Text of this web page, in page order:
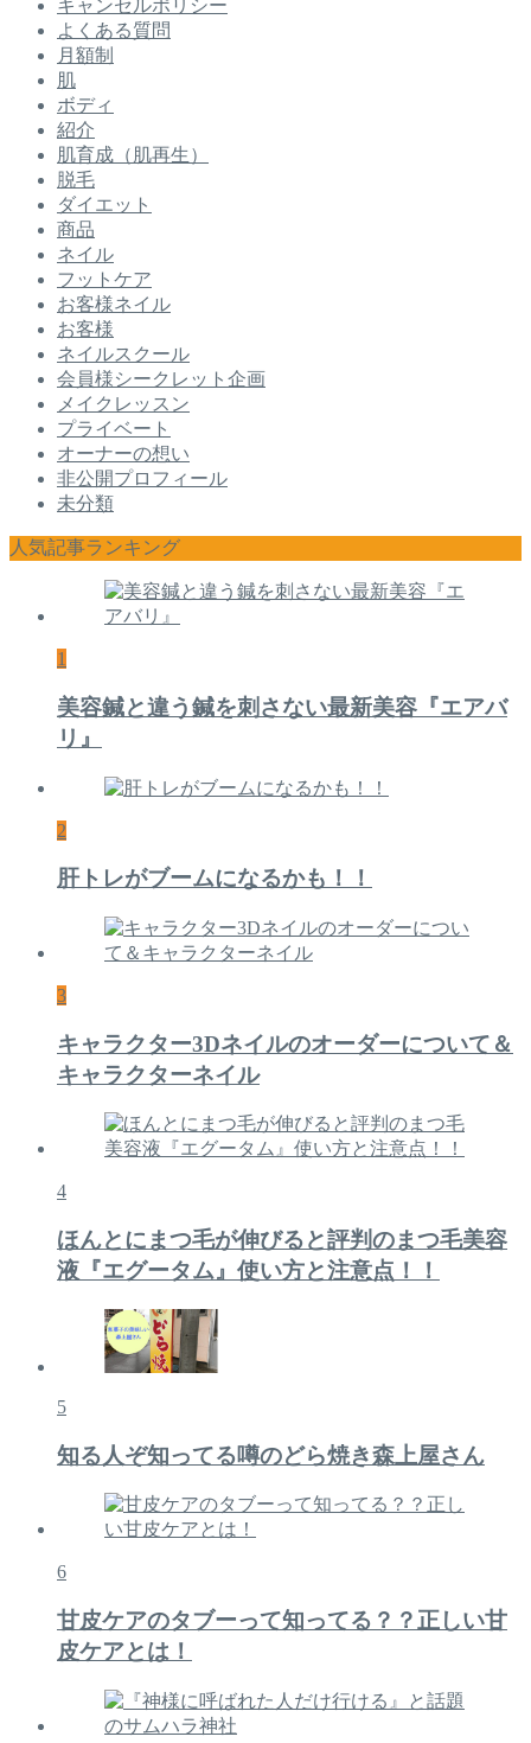
キャンセルポリシー
よくある質問
月額制
肌
ボディ
紹介
肌育成（肌再生）
脱毛
ダイエット
商品
ネイル
フットケア
お客様ネイル
お客様
ネイルスクール
会員様シークレット企画
メイクレッスン
プライベート
オーナーの想い
非公開プロフィール
未分類
人気記事ランキング
1
美容鍼と違う鍼を刺さない最新美容『エアバ
リ』
2
肝トレがブームになるかも！！
3
キャラクター3Dネイルのオーダーについて＆
キャラクターネイル
4
ほんとにまつ毛が伸びると評判のまつ毛美容
液『エグータム』使い方と注意点！！
5
知る人ぞ知ってる噂のどら焼き森上屋さん
6
甘皮ケアのタブーって知ってる？？正しい甘
皮ケアとは！